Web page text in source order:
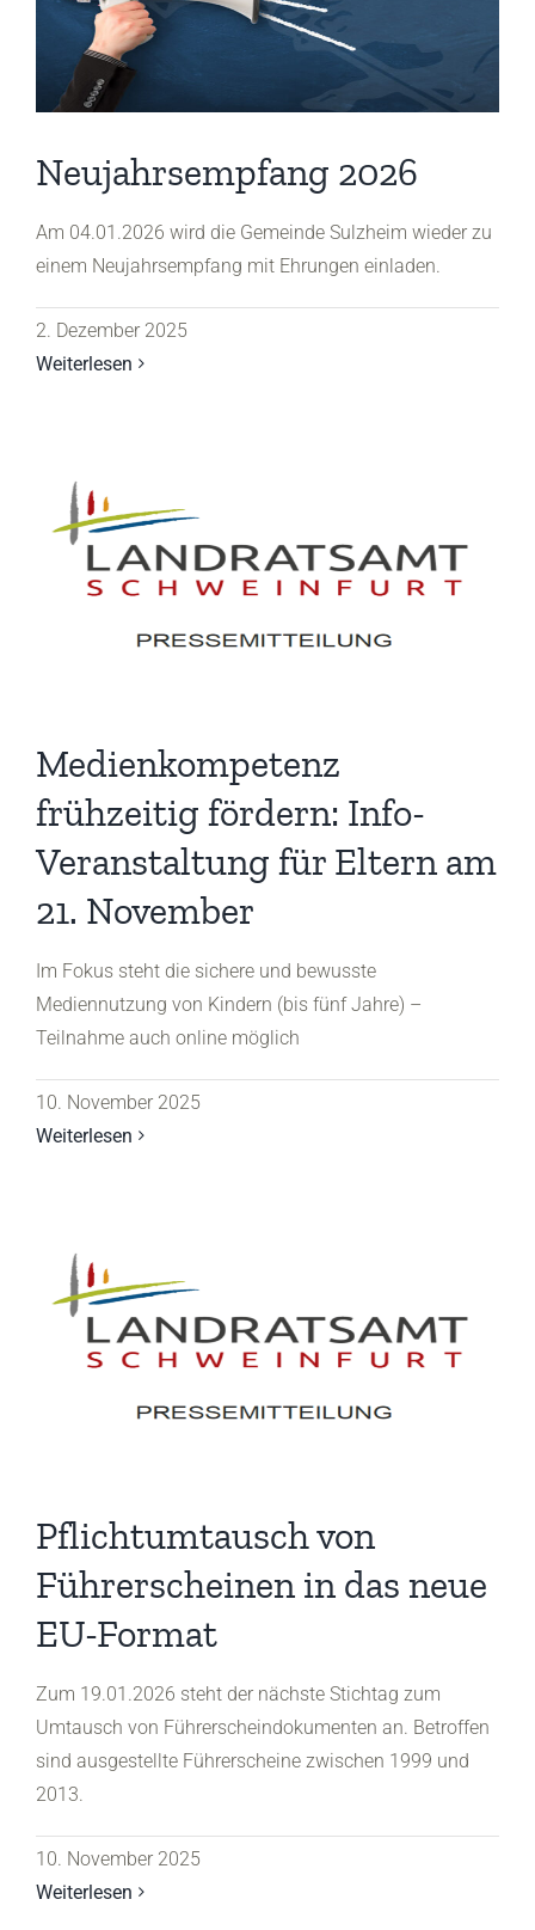
Neujahrsempfang 2026
Am 04.01.2026 wird die Gemeinde Sulzheim wieder zu
einem Neujahrsempfang mit Ehrungen einladen.
2. Dezember 2025
Weiterlesen
Medienkompetenz
frühzeitig fördern: Info-
Veranstaltung für Eltern am
21. November
Im Fokus steht die sichere und bewusste
Mediennutzung von Kindern (bis fünf Jahre) –
Teilnahme auch online möglich
10. November 2025
Weiterlesen
Pflichtumtausch von
Führerscheinen in das neue
EU-Format
Zum 19.01.2026 steht der nächste Stichtag zum
Umtausch von Führerscheindokumenten an. Betroffen
sind ausgestellte Führerscheine zwischen 1999 und
2013.
10. November 2025
Weiterlesen